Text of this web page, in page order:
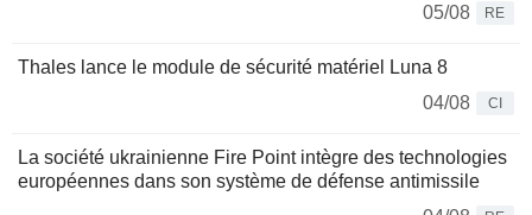
05/08
RE
Thales lance le module de sécurité matériel Luna 8
04/08
CI
La société ukrainienne Fire Point intègre des technologies
européennes dans son système de défense antimissile